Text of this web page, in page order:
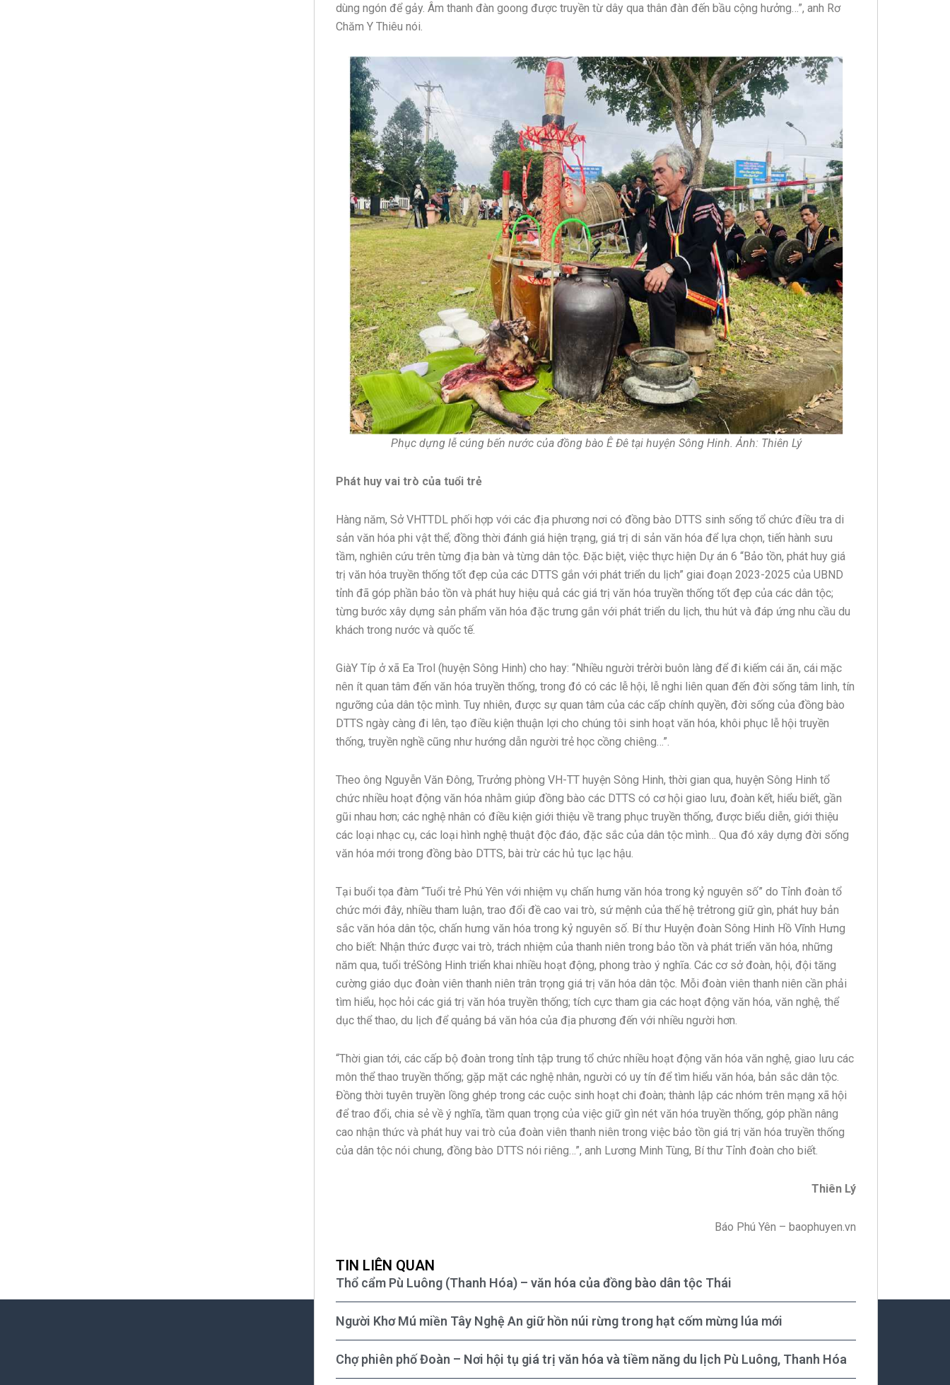
dùng ngón để gảy. Âm thanh đàn goong được truyền từ dây qua thân đàn đến bầu cộng hưởng…”, anh Rơ
Chăm Y Thiêu nói.
Phục dựng lễ cúng bến nước của đồng bào Ê Đê tại huyện Sông Hinh. Ảnh: Thiên Lý
Phát huy vai trò của tuổi trẻ
Hàng năm, Sở VHTTDL phối hợp với các địa phương nơi có đồng bào DTTS sinh sống tổ chức điều tra di
sản văn hóa phi vật thể; đồng thời đánh giá hiện trạng, giá trị di sản văn hóa để lựa chọn, tiến hành sưu
tầm, nghiên cứu trên từng địa bàn và từng dân tộc. Đặc biệt, việc thực hiện Dự án 6 “Bảo tồn, phát huy giá
trị văn hóa truyền thống tốt đẹp của các DTTS gắn với phát triển du lịch” giai đoạn 2023-2025 của UBND
tỉnh đã góp phần bảo tồn và phát huy hiệu quả các giá trị văn hóa truyền thống tốt đẹp của các dân tộc;
từng bước xây dựng sản phẩm văn hóa đặc trưng gắn với phát triển du lịch, thu hút và đáp ứng nhu cầu du
khách trong nước và quốc tế.
GiàY Típ ở xã Ea Trol (huyện Sông Hinh) cho hay: “Nhiều người trẻrời buôn làng để đi kiếm cái ăn, cái mặc
nên ít quan tâm đến văn hóa truyền thống, trong đó có các lễ hội, lễ nghi liên quan đến đời sống tâm linh, tín
ngưỡng của dân tộc mình. Tuy nhiên, được sự quan tâm của các cấp chính quyền, đời sống của đồng bào
DTTS ngày càng đi lên, tạo điều kiện thuận lợi cho chúng tôi sinh hoạt văn hóa, khôi phục lễ hội truyền
thống, truyền nghề cũng như hướng dẫn người trẻ học cồng chiêng…”.
Theo ông Nguyễn Văn Đông, Trưởng phòng VH-TT huyện Sông Hinh, thời gian qua, huyện Sông Hinh tổ
chức nhiều hoạt động văn hóa nhằm giúp đồng bào các DTTS có cơ hội giao lưu, đoàn kết, hiểu biết, gần
gũi nhau hơn; các nghệ nhân có điều kiện giới thiệu về trang phục truyền thống, được biểu diễn, giới thiệu
các loại nhạc cụ, các loại hình nghệ thuật độc đáo, đặc sắc của dân tộc mình… Qua đó xây dựng đời sống
văn hóa mới trong đồng bào DTTS, bài trừ các hủ tục lạc hậu.
Tại buổi tọa đàm “Tuổi trẻ Phú Yên với nhiệm vụ chấn hưng văn hóa trong kỷ nguyên số” do Tỉnh đoàn tổ
chức mới đây, nhiều tham luận, trao đổi đề cao vai trò, sứ mệnh của thế hệ trẻtrong giữ gìn, phát huy bản
sắc văn hóa dân tộc, chấn hưng văn hóa trong kỷ nguyên số. Bí thư Huyện đoàn Sông Hinh Hồ Vĩnh Hưng
cho biết: Nhận thức được vai trò, trách nhiệm của thanh niên trong bảo tồn và phát triển văn hóa, những
năm qua, tuổi trẻSông Hinh triển khai nhiều hoạt động, phong trào ý nghĩa. Các cơ sở đoàn, hội, đội tăng
cường giáo dục đoàn viên thanh niên trân trọng giá trị văn hóa dân tộc. Mỗi đoàn viên thanh niên cần phải
tìm hiểu, học hỏi các giá trị văn hóa truyền thống; tích cực tham gia các hoạt động văn hóa, văn nghệ, thể
dục thể thao, du lịch để quảng bá văn hóa của địa phương đến với nhiều người hơn.
“Thời gian tới, các cấp bộ đoàn trong tỉnh tập trung tổ chức nhiều hoạt động văn hóa văn nghệ, giao lưu các
môn thể thao truyền thống; gặp mặt các nghệ nhân, người có uy tín để tìm hiểu văn hóa, bản sắc dân tộc.
Đồng thời tuyên truyền lồng ghép trong các cuộc sinh hoạt chi đoàn; thành lập các nhóm trên mạng xã hội
để trao đổi, chia sẻ về ý nghĩa, tầm quan trọng của việc giữ gìn nét văn hóa truyền thống, góp phần nâng
cao nhận thức và phát huy vai trò của đoàn viên thanh niên trong việc bảo tồn giá trị văn hóa truyền thống
của dân tộc nói chung, đồng bào DTTS nói riêng…”, anh Lương Minh Tùng, Bí thư Tỉnh đoàn cho biết.
Thiên Lý
Báo Phú Yên – baophuyen.vn
TIN LIÊN QUAN
Thổ cẩm Pù Luông (Thanh Hóa) – văn hóa của đồng bào dân tộc Thái
Người Khơ Mú miền Tây Nghệ An giữ hồn núi rừng trong hạt cốm mừng lúa mới
Chợ phiên phố Đoàn – Nơi hội tụ giá trị văn hóa và tiềm năng du lịch Pù Luông, Thanh Hóa